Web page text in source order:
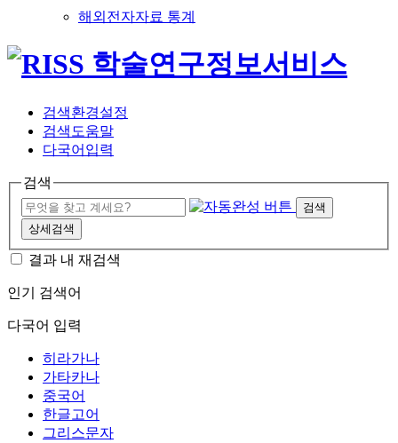
해외전자자료 통계
검색환경설정
검색도움말
다국어입력
검색
검색
상세검색
결과 내 재검색
인기 검색어
다국어 입력
히라가나
가타카나
중국어
한글고어
그리스문자